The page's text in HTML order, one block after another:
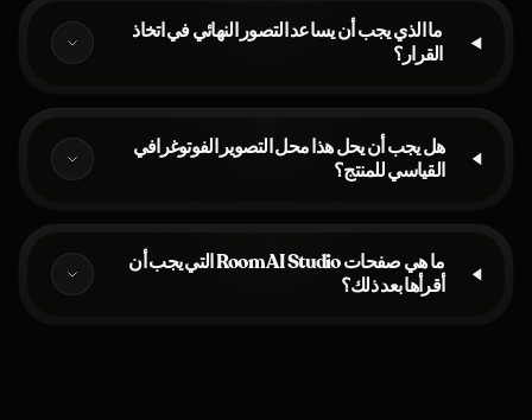
ما الذي يجب أن يساعد التصور النهائي في اتخاذ
القرار؟
هل يجب أن يحل هذا محل التصوير الفوتوغرافي
القياسي للمنتج؟
ما هي صفحات Room AI Studio التي يجب أن
أقرأها بعد ذلك؟